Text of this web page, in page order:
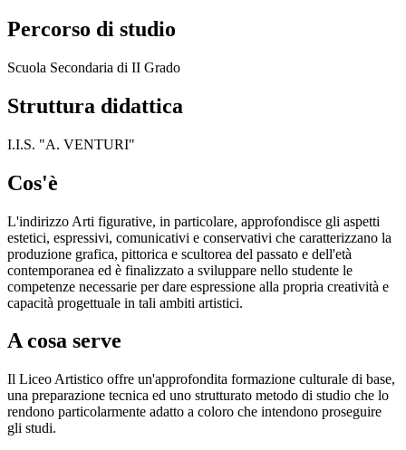
Percorso di studio
Scuola Secondaria di II Grado
Struttura didattica
I.I.S. "A. VENTURI"
Cos'è
L'indirizzo Arti figurative, in particolare, approfondisce gli aspetti
estetici, espressivi, comunicativi e conservativi che caratterizzano la
produzione grafica, pittorica e scultorea del passato e dell'età
contemporanea ed è finalizzato a sviluppare nello studente le
competenze necessarie per dare espressione alla propria creatività e
capacità progettuale in tali ambiti artistici.
A cosa serve
Il Liceo Artistico offre un'approfondita formazione culturale di base,
una preparazione tecnica ed uno strutturato metodo di studio che lo
rendono particolarmente adatto a coloro che intendono proseguire
gli studi.